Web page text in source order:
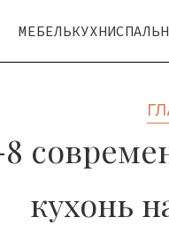
МЕБЕЛЬКУХНИ
кухонь